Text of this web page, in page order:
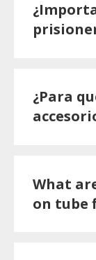
¿Para
What
on tube